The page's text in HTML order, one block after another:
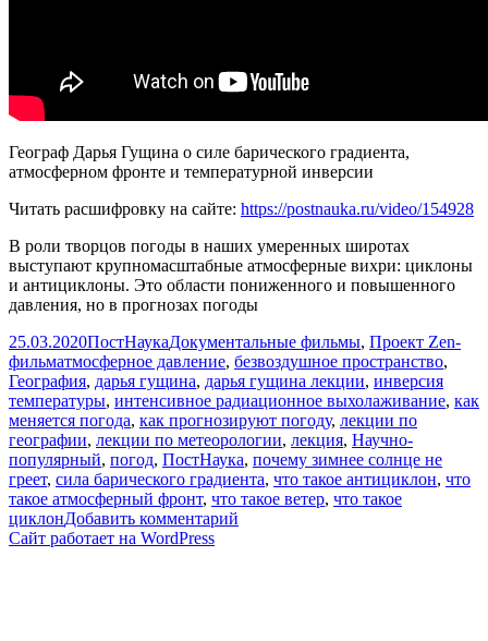
Географ Дарья Гущина о силе барического градиента,
атмосферном фронте и температурной инверсии
Читать расшифровку на сайте: https://postnauka.ru/video/154928
В роли творцов погоды в наших умеренных широтах
выступают крупномасштабные атмосферные вихри: циклоны
и антициклоны. Это области пониженного и повышенного
давления, но в прогнозах погоды
Опубликовано
25.03.2020Автор
ПостНаукаРубрики
Документальные фильмы, Проект Zen-
фильмМетки
атмосферное давление, безвоздушное пространство,
География, дарья гущина, дарья гущина лекции, инверсия
температуры, интенсивное радиационное выхолаживание, как
меняется погода, как прогнозируют погоду, лекции по
географии, лекции по метеорологии, лекция, Научно-
популярный, погод, ПостНаука, почему зимнее солнце не
греет, сила барического градиента, что такое антициклон, что
такое атмосферный фронт, что такое ветер, что такое
циклонДобавить комментарий
Сайт работает на WordPress